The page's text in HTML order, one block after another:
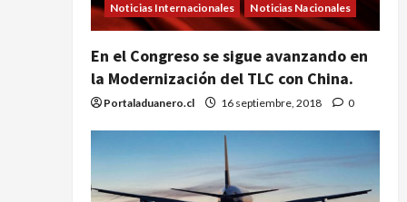
Noticias Internacionales Noticias Nacionales
En el Congreso se sigue avanzando en
la Modernización del TLC con China.
Portaladuanero.cl 16 septiembre, 2018 0